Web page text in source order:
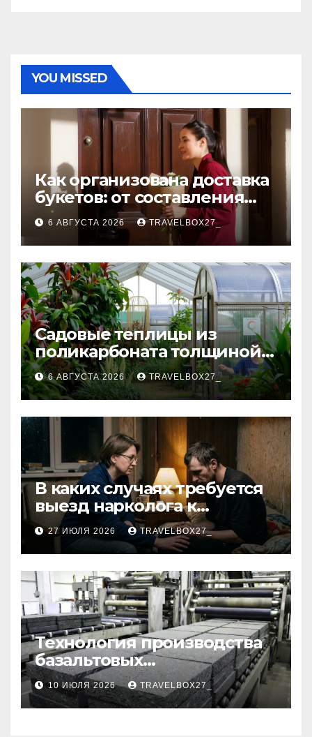
YOU MISSED
Как организована доставка
букетов: от составления
композиции до передачи
получателю
6 АВГУСТА 2026 TRAVELBOX27_
Садовые теплицы из
поликарбоната толщиной 4
и 6 мм
6 АВГУСТА 2026 TRAVELBOX27_
В каких случаях требуется
выезд нарколога к
пациенту
27 ИЮЛЯ 2026 TRAVELBOX27_
Технология производства
базальтовых
теплоизоляционных плит
по ГОСТ
10 ИЮЛЯ 2026 TRAVELBOX27_